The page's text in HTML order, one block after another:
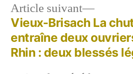
Navigation
de
Article suivant
Article
suivant
Vieux-Brisach La
entraîne deux
Rhin : deux blessés